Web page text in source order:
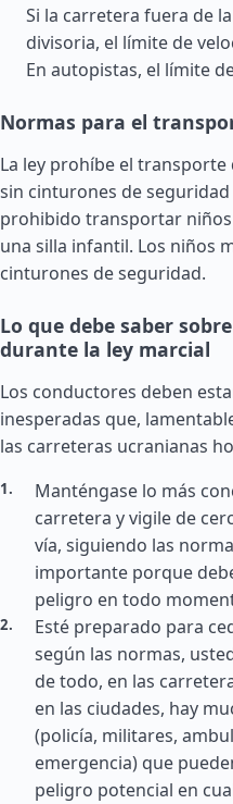
Si la carretera fuera de
divisoria, el límite de
En autopistas, el límite
Normas para el
La ley prohíbe el
sin cinturones de
prohibido transportar
una silla infantil. Los niños
cinturones de seguridad.
Lo que debe saber
durante la ley marcial
Los conductores deben
inesperadas que,
las carreteras ucranianas
Manténgase lo más
carretera y vigile de
vía, siguiendo las
importante porque
peligro en todo
Esté preparado para
según las normas,
de todo, en las
en las ciudades, hay
(policía, militares,
emergencia) que
peligro potencial en